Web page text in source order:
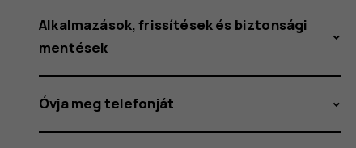
Alkalmazások, frissítések és biztonsági
mentések
Óvja meg telefonját